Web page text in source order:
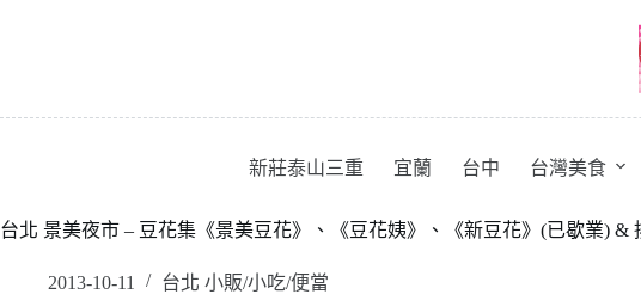
新莊泰山三重 宜蘭 台中 台灣美食
台北 景美夜市 – 豆花集《景美豆花》、《豆花姨》、《新豆花》(已歇業) &
2013-10-11 台北 小販/小吃/便當